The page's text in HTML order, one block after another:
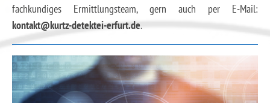
fachkundiges Ermittlungsteam, gern auch per E-Mail:
kontakt@kurtz-detektei-erfurt.de.